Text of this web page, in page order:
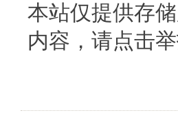
本站仅提供存
内容，请点击举